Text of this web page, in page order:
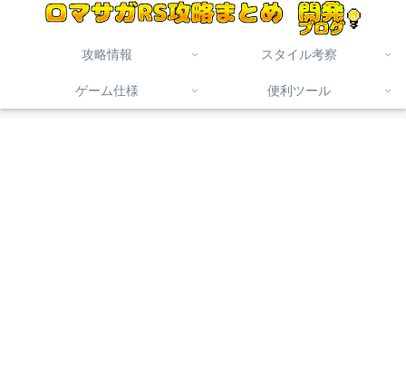
攻略情報 スタイル考察
ゲーム仕様 便利ツール